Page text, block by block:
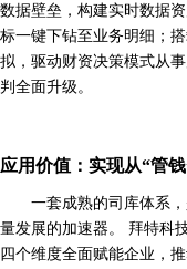
数据壁垒，构建实时数据
标一键下钻至业务明细；
拟，驱动财资决策模式从
判全面升级。
应用价值：实现从“管
一套成熟的司库体系
量发展的加速器。 拜特科
四个维度全面赋能企业，